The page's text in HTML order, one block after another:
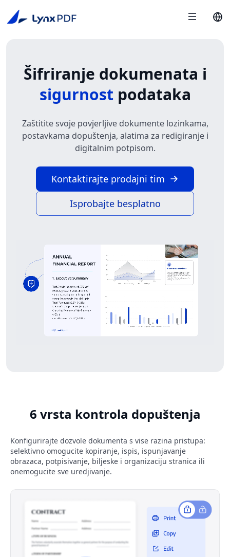
Šifriranje dokumenata i
sigurnost podataka
Zaštitite svoje povjerljive dokumente lozinkama,
postavkama dopuštenja, alatima za redigiranje i
digitalnim potpisom.
Kontaktirajte prodajni tim
Isprobajte besplatno
6 vrsta kontrola dopuštenja
Konfigurirajte dozvole dokumenta s vise razina pristupa:
selektivno omogucite kopiranje, ispis, ispunjavanje
obrazaca, potpisivanje, biljeske i organizaciju stranica ili
onemogucite sve uredjivanje.